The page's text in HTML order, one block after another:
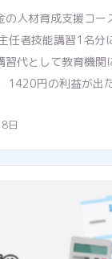
の人材育成支援コー
任者技能講習1名
習代として教育機関
1420円の利益が
日